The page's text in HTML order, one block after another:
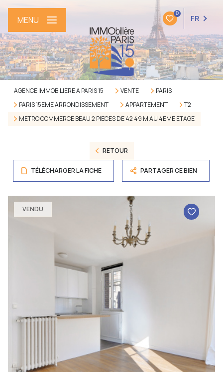
0
FR
MENU
AGENCE IMMOBILIERE A PARIS 15 VENTE
PARIS
PARIS 15EME ARRONDISSEMENT
APPARTEMENT
T2
METRO COMMERCE BEAU 2 PIECES DE 42 49 M AU 4EME ETAGE
RETOUR
TÉLÉCHARGER LA FICHE PARTAGER CE BIEN
VENDU